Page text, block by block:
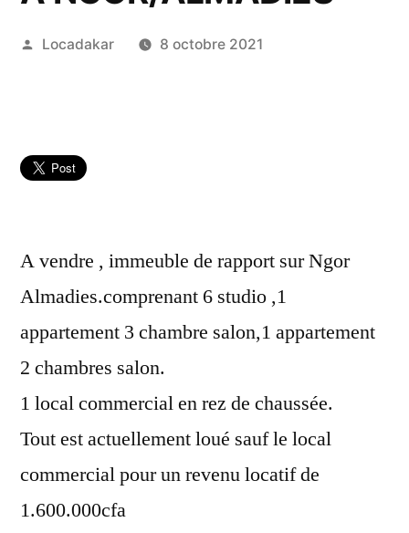
Publié
Locadakar 8 octobre 2021
A vendre , immeuble de rapport sur Ngor
Almadies.comprenant 6 studio ,1
appartement 3 chambre salon,1 appartement
2 chambres salon.
1 local commercial en rez de chaussée.
Tout est actuellement loué sauf le local
commercial pour un revenu locatif de
1.600.000cfa